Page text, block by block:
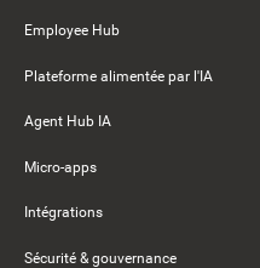
Employee Hub
Plateforme alimentée par l'IA
Agent Hub IA
Micro-apps
Intégrations
Sécurité & gouvernance